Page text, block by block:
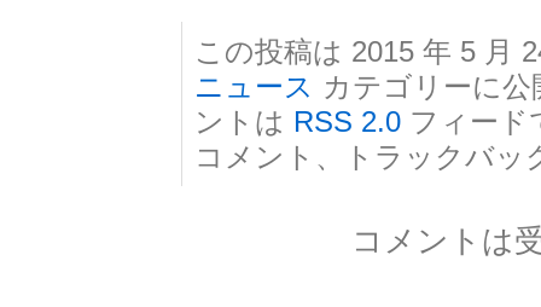
この投稿は 2015 年 5 月
ニュース カテゴリーに
ントは RSS 2.0 フィード
コメント、トラックバッ
コメントは